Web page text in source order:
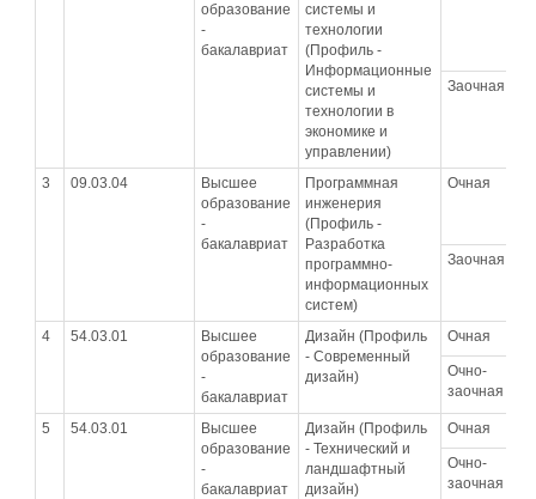
образование
-
бакалавриат
системы и
технологии
(Профиль -
Информационные
системы и
технологии в
экономике и
управлении)
Заочная
3 09.03.04
Высшее
образование
-
бакалавриат
Программная
инженерия
(Профиль -
Разработка
программно-
информационных
систем)
Очная
Заочная
4 54.03.01
Высшее
образование
-
бакалавриат
Дизайн (Профиль
- Современный
дизайн)
Очная
Очно-
заочная
5 54.03.01
Высшее
образование
-
бакалавриат
Дизайн (Профиль
- Технический и
ландшафтный
дизайн)
Очная
Очно-
заочная